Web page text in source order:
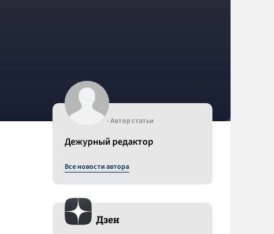
- Автор статьи
Дежурный редактор
Все новости автора
Дзен